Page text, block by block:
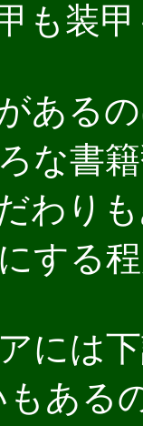
も装甲
ある
な書
わり
する
には
もあ